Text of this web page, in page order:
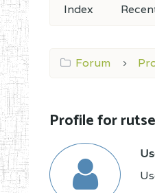
Index
Forum
Profile for